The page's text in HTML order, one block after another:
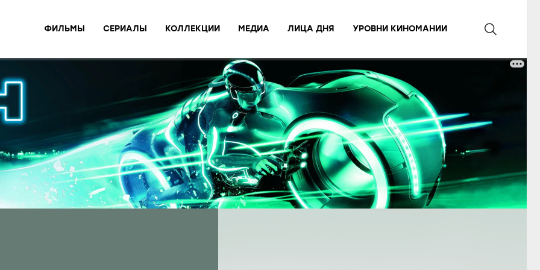
ФИЛЬМЫ СЕРИАЛЫ КОЛЛЕКЦИИ МЕДИА ЛИЦА ДНЯ УРОВНИ КИНОМАНИИ